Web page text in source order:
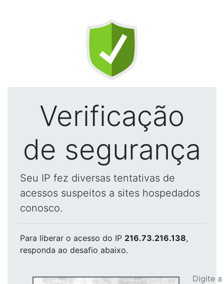
Verificação
de segurança
Seu IP fez diversas tentativas de
acessos suspeitos a sites hospedados
conosco.
Para liberar o acesso do IP 216.73.216.138,
responda ao desafio abaixo.
Digite